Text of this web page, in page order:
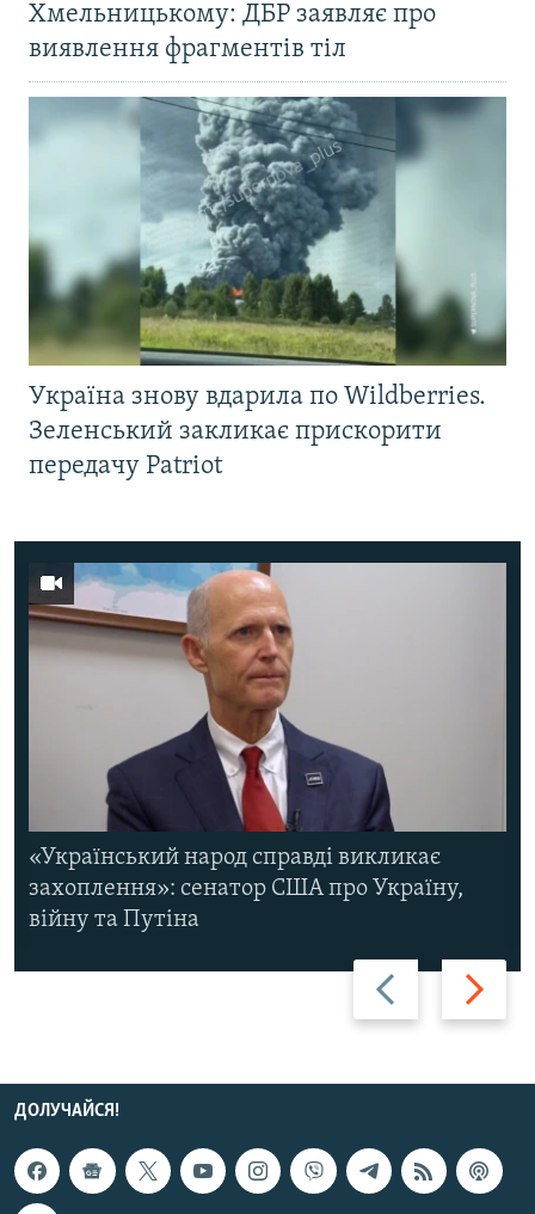
Хмельницькому: ДБР заявляє про
виявлення фрагментів тіл
Україна знову вдарила по Wildberries.
Зеленський закликає прискорити
передачу Patriot
Назад Вперед
«Український народ справді викликає
захоплення»: сенатор США про Україну,
війну та Путіна
ДОЛУЧАЙСЯ!